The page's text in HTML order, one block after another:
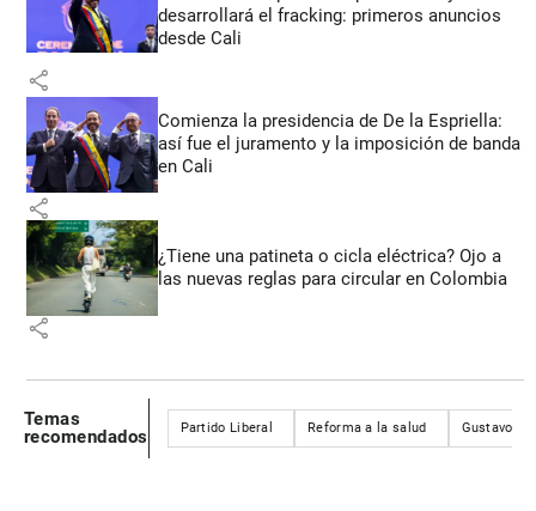
desarrollará el fracking: primeros anuncios
desde Cali
share
Comienza la presidencia de De la Espriella:
así fue el juramento y la imposición de banda
en Cali
share
¿Tiene una patineta o cicla eléctrica? Ojo a
las nuevas reglas para circular en Colombia
share
Temas
recomendados
Partido Liberal Reforma a la salud Gustavo